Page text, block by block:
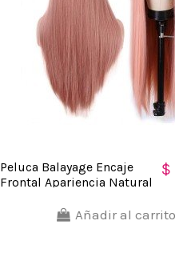
Peluca Balayage Encaje
Frontal Apariencia Natural
$
Añadir al carrito